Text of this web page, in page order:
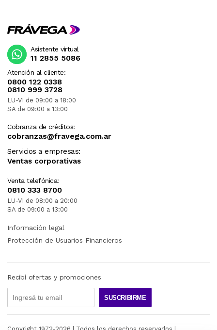
Atención al cliente:
0800 122 0338
0810 999 3728
LU-VI de 09:00 a 18:00
SA de 09:00 a 13:00
Cobranza de créditos:
cobranzas@fravega.com.ar
Servicios a empresas:
Ventas corporativas
Venta telefónica:
0810 333 8700
LU-VI de 08:00 a 20:00
SA de 09:00 a 13:00
Asistente virtual
11 2855 5086
Información legal
Protección de Usuarios Financieros
Recibí ofertas y promociones
SUSCRIBIRME